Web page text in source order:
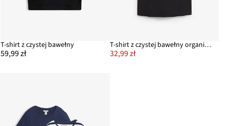
T-shirt z czystej bawełny
59,99 zł
T-shirt z czystej bawełny organicznej
32,99 zł